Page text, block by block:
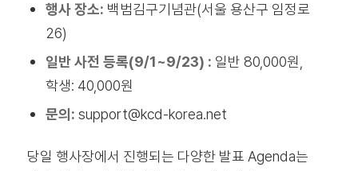
행사 장소: 백범김구기념관(서울 용산구 임정로
26)
일반 사전 등록(9/1~9/23) : 일반 80,000원,
학생: 40,000원
문의: support@kcd-korea.net
당일 행사장에서 진행되는 다양한 발표 Agenda는